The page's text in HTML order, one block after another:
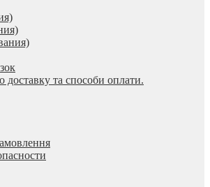
доставку та способи оплати.